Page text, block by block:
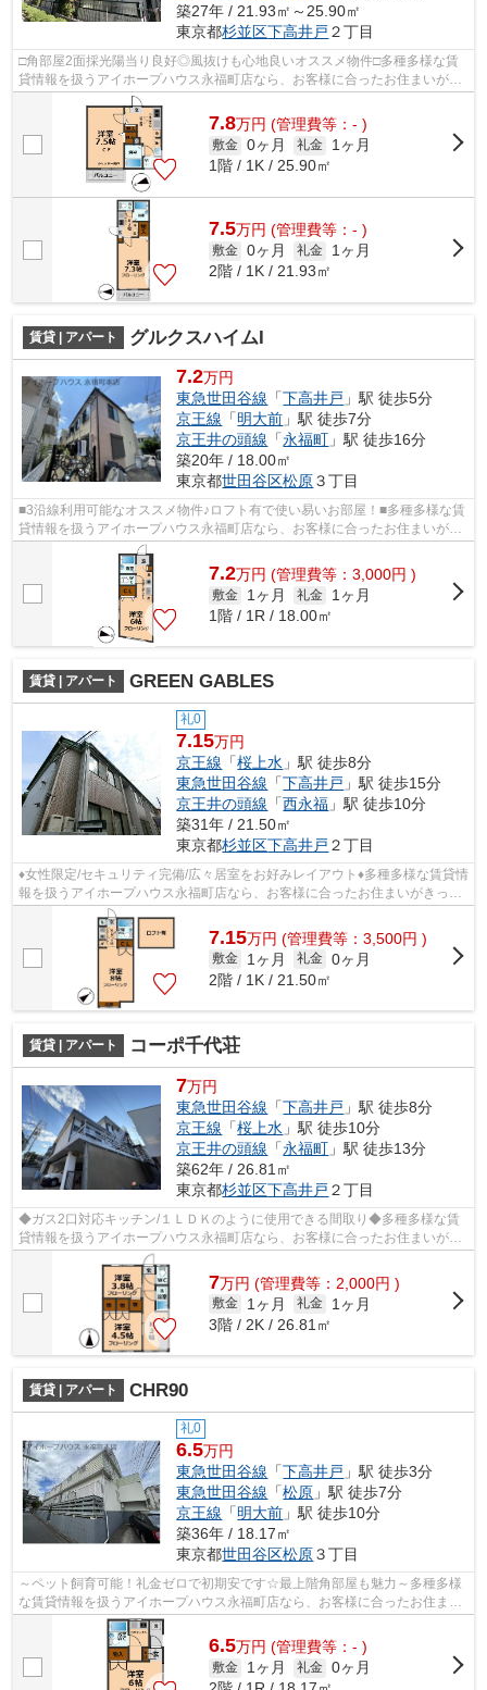
築27年 / 21.93㎡～25.90㎡
東京都杉並区下高井戸 ２丁目
□角部屋2面採光陽当り良好◎風抜けも心地良いオススメ物件□多種多様な賃
貸情報を扱うアイホープハウス永福町店なら、お客様に合ったお住まいがき
っと見つかります。お電話03-3327-7774...
7.8万円 (管理費等：- )
敷金 0ヶ月 礼金
1ヶ月
1階 / 1K / 25.90㎡
7.5万円 (管理費等：- )
敷金 0ヶ月 礼金
1ヶ月
2階 / 1K / 21.93㎡
賃貸 | アパート グルクスハイムI
7.2万円
東急世田谷線 「下高井戸 」駅 徒歩5分
京王線 「明大前 」駅 徒歩7分
京王井の頭線 「永福町 」駅 徒歩16分
築20年 / 18.00㎡
東京都世田谷区松原３丁目
■3沿線利用可能なオススメ物件♪ロフト有で使い易いお部屋！■多種多様な賃
貸情報を扱うアイホープハウス永福町店なら、お客様に合ったお住まいがき
っと見つかります。お電話03-3327-777...
7.2万円 (管理費等：3,000円 )
敷金 1ヶ月 礼金
1ヶ月
1階 / 1R / 18.00㎡
賃貸 | アパート GREEN GABLES
礼0
7.15万円
京王線 「桜上水 」駅 徒歩8分
東急世田谷線 「下高井戸 」駅 徒歩15分
京王井の頭線 「西永福 」駅 徒歩10分
築31年 / 21.50㎡
東京都杉並区下高井戸 ２丁目
♦女性限定/セキュリティ完備/広々居室をお好みレイアウト♦多種多様な賃貸情
報を扱うアイホープハウス永福町店なら、お客様に合ったお住まいがきっと
見つかります。お電話03-3327-7774...
7.15万円 (管理費等：3,500円 )
敷金 1ヶ月 礼金 0ヶ月
2階 / 1K / 21.50㎡
賃貸 | アパート コーポ千代荘
7万円
東急世田谷線 「下高井戸 」駅 徒歩8分
京王線 「桜上水 」駅 徒歩10分
京王井の頭線 「永福町 」駅 徒歩13分
築62年 / 26.81㎡
東京都杉並区下高井戸 ２丁目
◆ガス2口対応キッチン/１ＬＤＫのように使用できる間取り◆多種多様な賃
貸情報を扱うアイホープハウス永福町店なら、お客様に合ったお住まいがき
っと見つかります。お電話03-3327-7774...
7万円 (管理費等：2,000円 )
敷金 1ヶ月 礼金
1ヶ月
3階 / 2K / 26.81㎡
賃貸 | アパート CHR90
礼0
6.5万円
東急世田谷線 「下高井戸 」駅 徒歩3分
東急世田谷線 「松原 」駅 徒歩7分
京王線 「明大前 」駅 徒歩10分
築36年 / 18.17㎡
東京都世田谷区松原３丁目
～ペット飼育可能！礼金ゼロで初期安です☆最上階角部屋も魅力～多種多様
な賃貸情報を扱うアイホープハウス永福町店なら、お客様に合ったお住まい
がきっと見つかります。お電話03-3327-...
6.5万円 (管理費等：- )
敷金 1ヶ月 礼金 0ヶ月